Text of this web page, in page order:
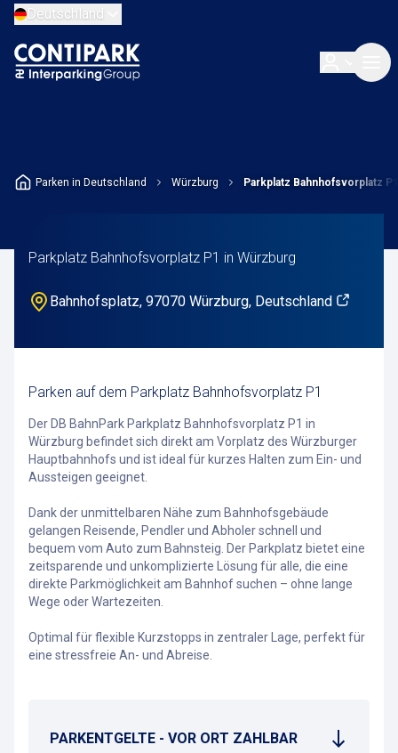
Deutschland
Parken in Deutschland Würzburg Parkplatz Bahnhofsvorplatz P1
Parkplatz Bahnhofsvorplatz P1 in Würzburg
Bahnhofsplatz, 97070 Würzburg, Deutschland
Parken auf dem Parkplatz Bahnhofsvorplatz P1
Der DB BahnPark Parkplatz Bahnhofsvorplatz P1 in
Würzburg befindet sich direkt am Vorplatz des Würzburger
Hauptbahnhofs und ist ideal für kurzes Halten zum Ein- und
Aussteigen geeignet.
Dank der unmittelbaren Nähe zum Bahnhofsgebäude
gelangen Reisende, Pendler und Abholer schnell und
bequem vom Auto zum Bahnsteig. Der Parkplatz bietet eine
zeitsparende und unkomplizierte Lösung für alle, die eine
direkte Parkmöglichkeit am Bahnhof suchen – ohne lange
Wege oder Wartezeiten.
Optimal für flexible Kurzstopps in zentraler Lage, perfekt für
eine stressfreie An- und Abreise.
PARKENTGELTE - VOR ORT ZAHLBAR